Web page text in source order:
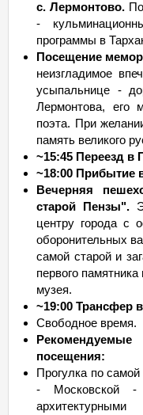
с. Лермонтово.
-
программы в
Посещение
неизгладимое
усыпальнице -
Лермонтова, его
поэта. При
память великого
~15:45 Переезд в
~18:00 Прибытие
Вечерняя
старой Пензы".
центру города с
оборонительных
самой старой и
первого
музея.
~19:00 Трансфер
Свободное время.
Рекомендуемые
посещения:
Прогулка по
- Московской -